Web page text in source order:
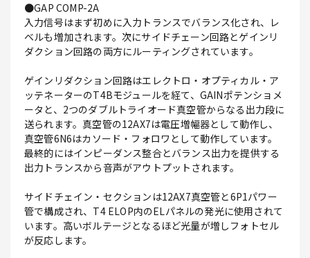
●GAP COMP-2A
入力信号はまず初めに入力トランスでバランス化され、レ
ベルも増加されます。次にサイドチェーン回路とゲインリ
ダクション回路の両方にルーティングされています。
ゲインリダクション回路はエレクトロ・オプティカル・ア
ッテネーターのT4Bモジュールを経て、GAINポテンショメ
ータと、2つのダブルトライオード真空管からなる出力段に
送られます。真空管の12AX7は電圧増幅器として動作し、
真空管6N6はカソード・フォロワとして動作しています。
最終的にはインピーダンス整合とバランス出力を提供する
出力トランスから音声がアウトプットされます。
サイドチェイン・セクションは12AX7真空管と6P1パワー
管で構成され、T4 ELOP内のELパネルの発光に使用されて
います。高いボルテージとなるほど光量が増しフォトセル
が反応します。